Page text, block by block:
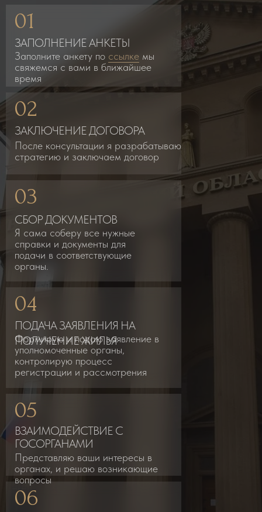
01
Заполните анкету по ссылке мы
свяжемся с вами в ближайшее
время
ПОДАЧА ЗАЯВЛЕНИЯ НА
ПОЛУЧЕНИЕ ЖИЛЬЯ
ЗАПОЛНЕНИЕ АНКЕТЫ
02
После консультации я разрабатываю
стратегию и заключаем договор
СБОР ДОКУМЕНТОВ
ВЗАИМОДЕЙСТВИЕ С
ГОСОРГАНАМИ
ЗАКЛЮЧЕНИЕ ДОГОВОРА
03
Я сама соберу все нужные
справки и документы для
подачи в соответствующие
органы.
04
Формирую и подаю заявление в
уполномоченные органы,
контролирую процесс
регистрации и рассмотрения
05
Представляю ваши интересы в
органах, и решаю возникающие
вопросы
06